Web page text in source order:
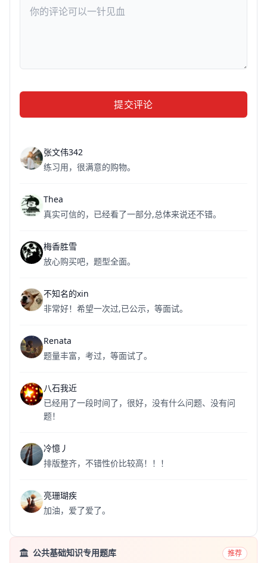
提交评论
张文伟342
练习用，很满意的购物。
Thea
真实可信的，已经看了一部分,总体来说还不错。
梅香胜雪
放心购买吧，题型全面。
不知名的xin
非常好！希望一次过,已公示，等面试。
Renata
题量丰富，考过，等面试了。
八石我近
已经用了一段时间了，很好，没有什么问题、没有问
题！
冷憶丿
排版整齐，不错性价比较高！！！
亮珊瑚疾
加油，爱了爱了。
公共基础知识专用题库 推荐